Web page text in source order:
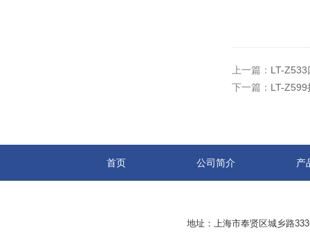
上一篇： LT-
下一篇： LT-
首页 公司简介 产
地址：上海市奉贤区城乡路